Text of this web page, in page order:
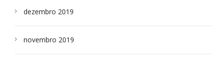
dezembro 2019
novembro 2019